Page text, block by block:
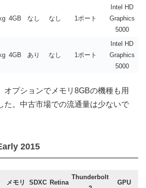
4GB なし なし 1ポート
Intel HD
Graphics
5000
4GB あり なし 1ポート
Intel HD
Graphics
5000
オプションでメモリ8GBの機種も用
た。中古市場での流通量は少ないで
2015
メモリ SDXC Retina
Thunderbolt
GPU